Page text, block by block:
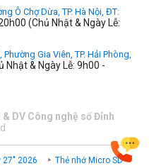
Ô Chợ Dừa, TP. Hà Nội, ĐT:
(Chủ Nhật & Ngày Lễ:
Phường Gia Viên, TP. Hải Phòng,
Nhật & Ngày Lễ: 9h00 -
DV Công nghệ số Đỉnh
27" 2026
Thẻ nhớ Micro SD